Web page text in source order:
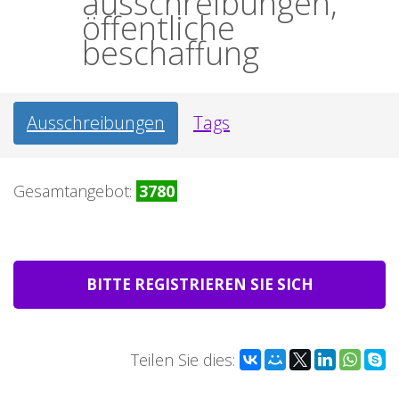
öffentliche
beschaffung
Ausschreibungen Tags
Gesamtangebot: 3780
BITTE REGISTRIEREN SIE SICH
Teilen Sie dies: